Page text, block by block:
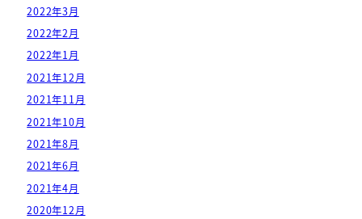
2022年3月
2022年2月
2022年1月
2021年12月
2021年11月
2021年10月
2021年8月
2021年6月
2021年4月
2020年12月